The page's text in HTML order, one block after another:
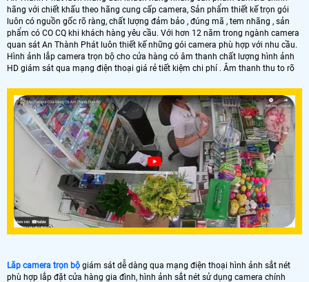
hãng với chiết khấu theo hãng cung cấp camera, Sản phẩm thiết kế trọn gói
luôn có nguồn gốc rõ ràng, chất lượng đảm bảo , đúng mã , tem nhãng , sản
phẩm có CO CQ khi khách hàng yêu cầu. Với hơn 12 năm trong ngành camera
quan sát An Thành Phát luôn thiết kế những gói camera phù hợp với nhu cầu.
Hình ảnh lắp camera trọn bộ cho cửa hàng có âm thanh chất lượng hình ảnh
HD giám sát qua mạng điện thoại giá rẻ tiết kiệm chi phí . Âm thanh thu to rõ
Lăp camera trọn bộ giám sát dễ dàng qua mạng điện thoại hình ảnh sắt nét
phù hợp lắp đặt cửa hàng gia đình, hình ảnh sắt nét sử dụng camera chính